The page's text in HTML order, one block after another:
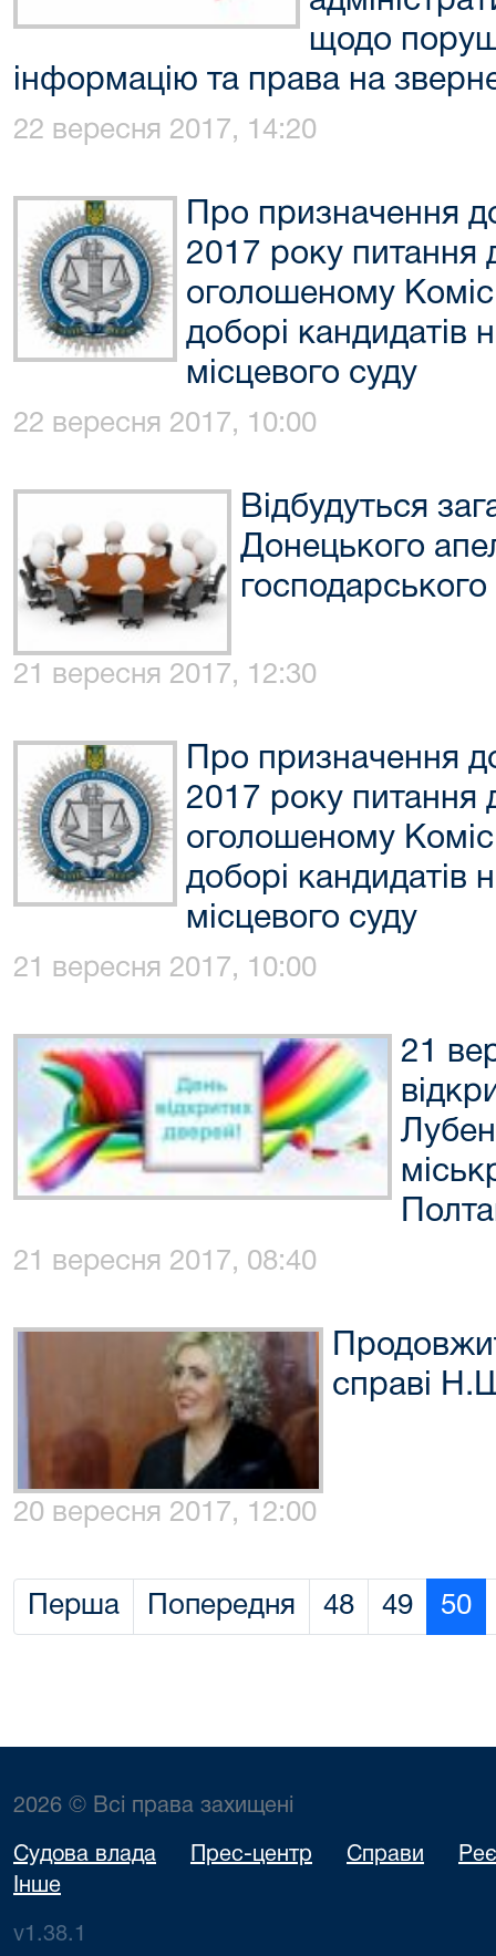
щодо
інформацію та права на
22 вересня 2017, 14:20
Про призначення
2017 року питання
оголошеному
доборі кандидатів
місцевого суду
22 вересня 2017, 10:00
Відбудуться
Донецького
господарського
21 вересня 2017, 12:30
Про призначення
2017 року питання
оголошеному
доборі кандидатів
місцевого суду
21 вересня 2017, 10:00
21
21 вересня 2017, 08:40
справі
20 вересня 2017, 12:00
Перша Попередня 48 49 50
2026 © Всі права захищені
Судова влада Прес-центр Справи
Інше
v1.38.1